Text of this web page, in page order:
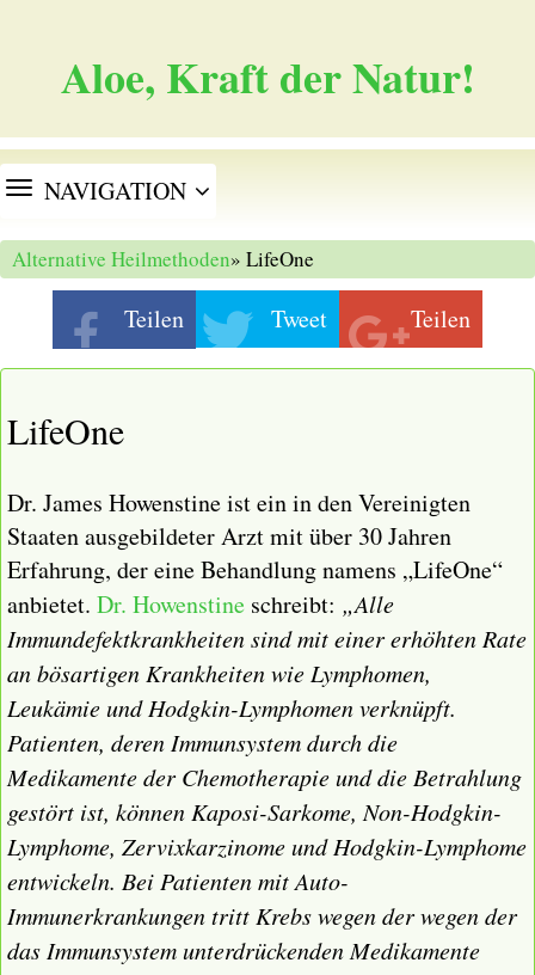
Aloe, Kraft der Natur!
TOGGLE
NAVIGATION
Alternative Heilmethoden» LifeOne
Teilen Tweet Teilen
LifeOne
Dr. James Howenstine ist ein in den Vereinigten
Staaten ausgebildeter Arzt mit über 30 Jahren
Erfahrung, der eine Behandlung namens „LifeOne“
anbietet. Dr. Howenstine schreibt: „Alle
Immundefektkrankheiten sind mit einer erhöhten Rate
an bösartigen Krankheiten wie Lymphomen,
Leukämie und Hodgkin-Lymphomen verknüpft.
Patienten, deren Immunsystem durch die
Medikamente der Chemotherapie und die Betrahlung
gestört ist, können Kaposi-Sarkome, Non-Hodgkin-
Lymphome, Zervixkarzinome und Hodgkin-Lymphome
entwickeln. Bei Patienten mit Auto-
Immunerkrankungen tritt Krebs wegen der wegen der
das Immunsystem unterdrückenden Medikamente